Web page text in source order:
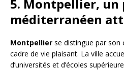
5. Montpellier, un
méditerranéen
Montpellier se distingue par son
cadre de vie plaisant. La ville
d’universités et d’écoles